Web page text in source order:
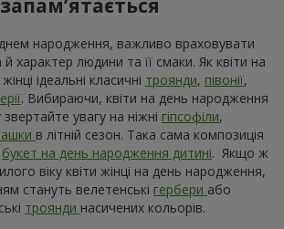
запам’ятається
народження, важливо враховувати
характер людини та її смаки. Як квіти на
ідеальні класичні троянди, півонії,
. Вибираючи, квіти на день народження
звертайте увагу на ніжні гіпсофіли,
в літній сезон. Така сама композиція
букет на день народження дитині. Якщо ж
віку квіти жінці на день народження,
стануть велетенські гербери або
троянди насичених кольорів.